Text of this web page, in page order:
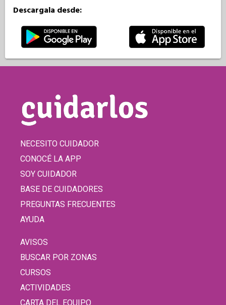
Descargala desde:
NECESITO CUIDADOR
CONOCÉ LA APP
SOY CUIDADOR
BASE DE CUIDADORES
PREGUNTAS FRECUENTES
AYUDA
AVISOS
BUSCAR POR ZONAS
CURSOS
ACTIVIDADES
CARTA DEL EQUIPO